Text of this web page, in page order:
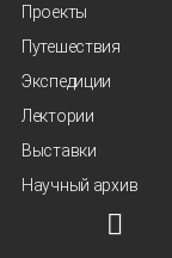
Проекты
Путешествия
Экспедиции
Лектории
Выставки
Научный архив